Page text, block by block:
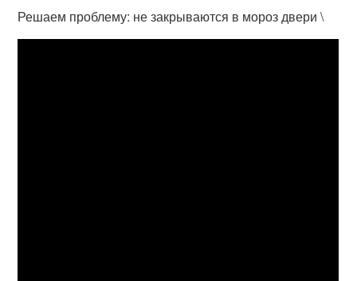
Решаем проблему: не закрываются в мороз двери \